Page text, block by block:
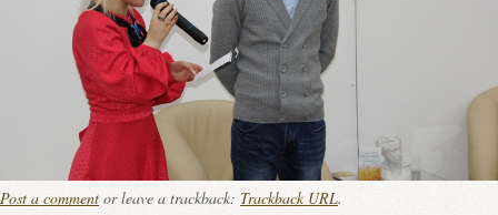
Post a comment or leave a trackback: Trackback URL.